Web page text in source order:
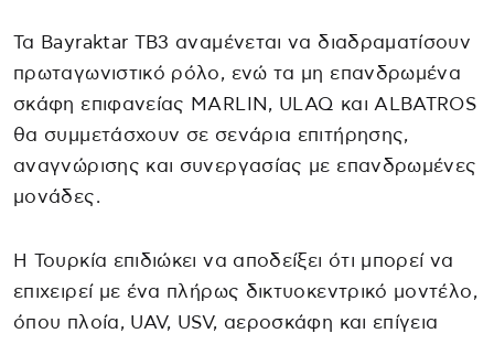
Τα Bayraktar TB3 αναμένεται να διαδραματίσουν
πρωταγωνιστικό ρόλο, ενώ τα μη επανδρωμένα
σκάφη επιφανείας MARLIN, ULAQ και ALBATROS
θα συμμετάσχουν σε σενάρια επιτήρησης,
αναγνώρισης και συνεργασίας με επανδρωμένες
μονάδες.
Η Τουρκία επιδιώκει να αποδείξει ότι μπορεί να
επιχειρεί με ένα πλήρως δικτυοκεντρικό μοντέλο,
όπου πλοία, UAV, USV, αεροσκάφη και επίγεια